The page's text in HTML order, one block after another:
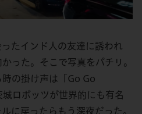
たインド人の友達に誘われ
った。そこで写真をパチリ。
の掛け声は「Go Go
ロボッツが世界的にも有名
に戻ったらもう深夜だった。